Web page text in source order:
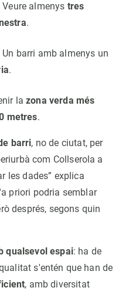
Veure almenys tres
.
Un barri amb almenys un
.
lazona verda més
metres.
barri, no de ciutat, per
com Collserola a
les dades” explica
priori podria semblar
després, segons quin
qualsevol espai: ha de
s'entén que han de
, amb diversitat